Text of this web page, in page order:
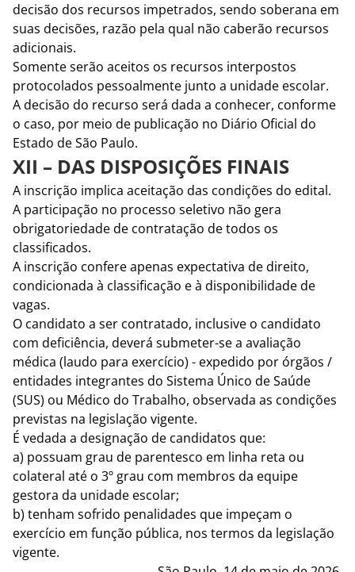
decisão dos recursos impetrados, sendo soberana em
suas decisões, razão pela qual não caberão recursos
adicionais.
Somente serão aceitos os recursos interpostos
protocolados pessoalmente junto a unidade escolar.
A decisão do recurso será dada a conhecer, conforme
o caso, por meio de publicação no Diário Oficial do
Estado de São Paulo.
XII – DAS DISPOSIÇÕES FINAIS
A inscrição implica aceitação das condições do edital.
A participação no processo seletivo não gera
obrigatoriedade de contratação de todos os
classificados.
A inscrição confere apenas expectativa de direito,
condicionada à classificação e à disponibilidade de
vagas.
O candidato a ser contratado, inclusive o candidato
com deficiência, deverá submeter-se a avaliação
médica (laudo para exercício) - expedido por órgãos /
entidades integrantes do Sistema Único de Saúde
(SUS) ou Médico do Trabalho, observada as condições
previstas na legislação vigente.
É vedada a designação de candidatos que:
a) possuam grau de parentesco em linha reta ou
colateral até o 3º grau com membros da equipe
gestora da unidade escolar;
b) tenham sofrido penalidades que impeçam o
exercício em função pública, nos termos da legislação
vigente.